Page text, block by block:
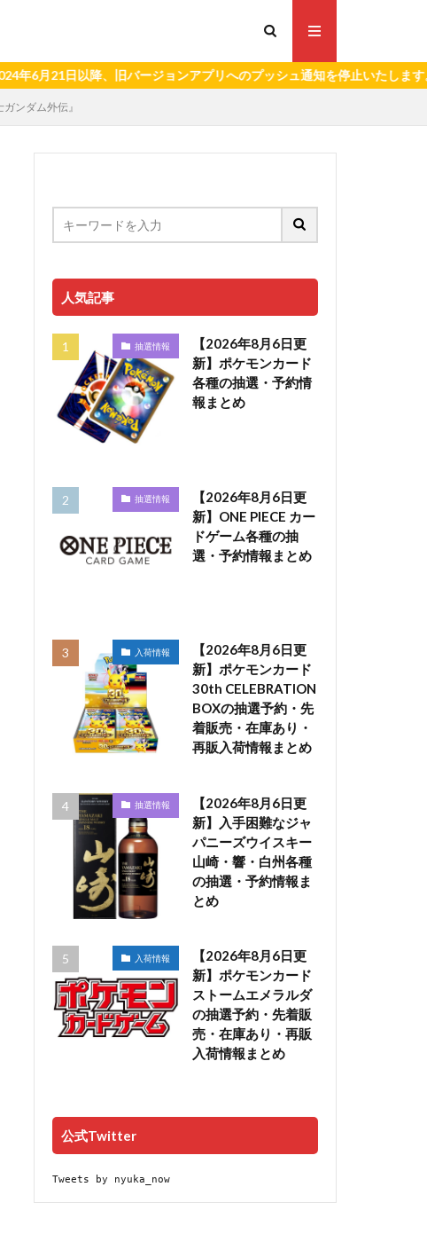
以降、旧バージョンアプリへのプッシュ通知を停止いたします。）
ンダム外伝』
人気記事
抽選情報
【2026年8月6日更
新】ポケモンカード
各種の抽選・予約情
報まとめ
抽選情報
【2026年8月6日更
新】ONE PIECE カー
ドゲーム各種の抽
選・予約情報まとめ
入荷情報
【2026年8月6日更
新】ポケモンカード
30th CELEBRATION
BOXの抽選予約・先
着販売・在庫あり・
再販入荷情報まとめ
抽選情報
【2026年8月6日更
新】入手困難なジャ
パニーズウイスキー
山崎・響・白州各種
の抽選・予約情報ま
とめ
入荷情報
【2026年8月6日更
新】ポケモンカード
ストームエメラルダ
の抽選予約・先着販
売・在庫あり・再販
入荷情報まとめ
公式Twitter
Tweets by nyuka_now